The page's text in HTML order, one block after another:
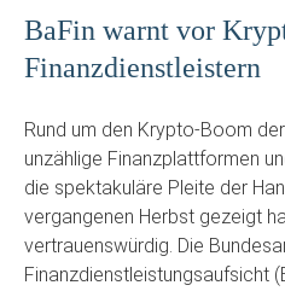
BaFin warnt vor
Finanzdienstleistern
Rund um den Krypto-Boom
unzählige Finanzplattformen
die spektakuläre Pleite der
vergangenen Herbst gezeigt
vertrauenswürdig. Die
Finanzdienstleistungsaufsicht